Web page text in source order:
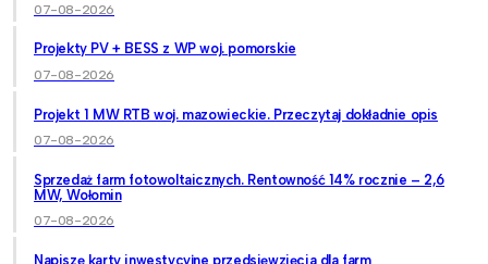
07-08-2026
Projekty PV + BESS z WP woj. pomorskie
07-08-2026
Projekt 1 MW RTB woj. mazowieckie. Przeczytaj dokładnie opis
07-08-2026
Sprzedaż farm fotowoltaicznych. Rentowność 14% rocznie – 2,6
MW, Wołomin
07-08-2026
Napiszę karty inwestycyjne przedsięwzięcia dla farm